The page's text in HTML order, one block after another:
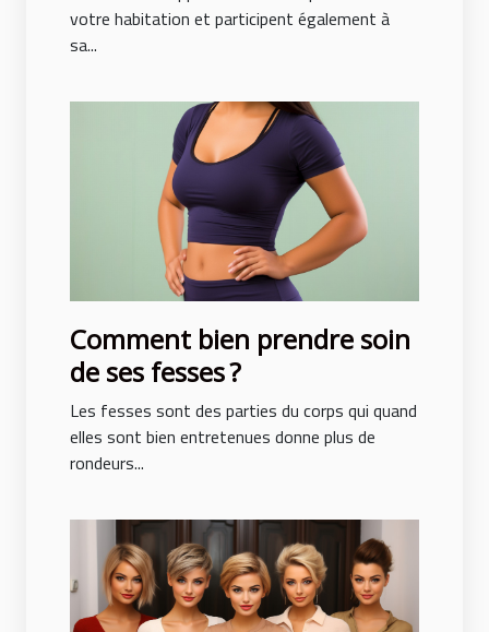
votre habitation et participent également à
sa...
Comment bien prendre soin
de ses fesses ?
Les fesses sont des parties du corps qui quand
elles sont bien entretenues donne plus de
rondeurs...